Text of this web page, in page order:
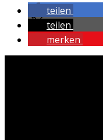
teilen
teilen
merken